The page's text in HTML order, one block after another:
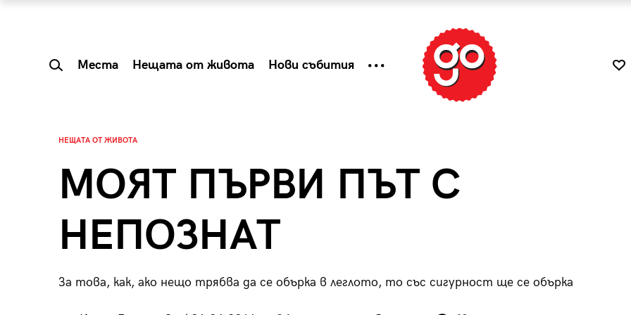
Места Нещата от живота Нови събития
НЕЩАТА ОТ ЖИВОТА
МОЯТ ПЪРВИ ПЪТ С
НЕПОЗНАТ
За това, как, ако нещо трябва да се обърка в леглото, то със сигурност ще се обърка
Summer Prelude: как
Tender is the Wine – Какво